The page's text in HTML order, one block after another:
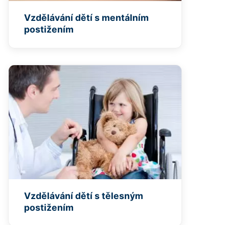
Vzdělávání dětí s mentálním
postižením
Vzdělávání dětí s tělesným
postižením